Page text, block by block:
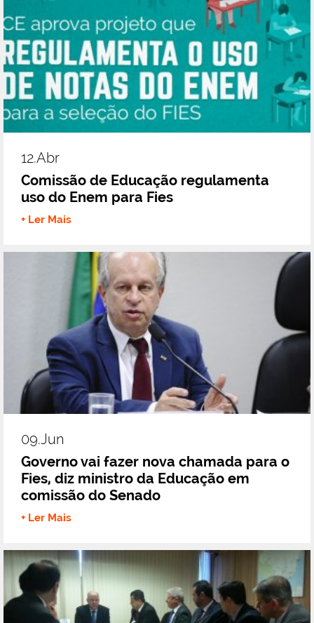
12.abr
Comissão de Educação regulamenta
uso do Enem para Fies
+ Ler Mais
09.jun
Governo vai fazer nova chamada para o
Fies, diz ministro da Educação em
comissão do Senado
+ Ler Mais